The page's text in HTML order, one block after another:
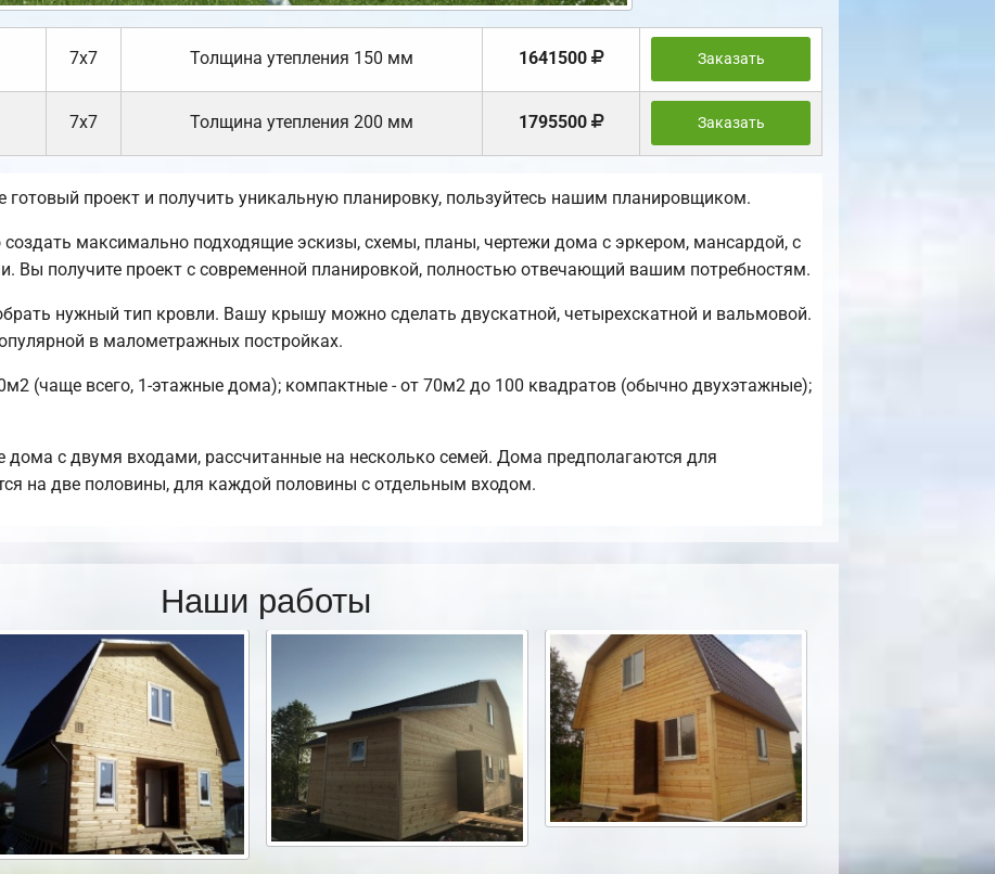
7х7 Толщина утепления 150 мм 1641500 Заказать
7х7 Толщина утепления 200 мм 1795500 Заказать
готовый проект и получить уникальную планировку, пользуйтесь нашим планировщиком.
максимально подходящие эскизы, схемы, планы, чертежи дома с эркером, мансардой, с
Вы получите проект с современной планировкой, полностью отвечающий вашим потребностям.
нужный тип кровли. Вашу крышу можно сделать двускатной, четырехскатной и вальмовой.
в малометражных постройках.
(чаще всего, 1-этажные дома); компактные - от 70м2 до 100 квадратов (обычно двухэтажные);
дома с двумя входами, рассчитанные на несколько семей. Дома предполагаются для
на две половины, для каждой половины с отдельным входом.
Наши работы